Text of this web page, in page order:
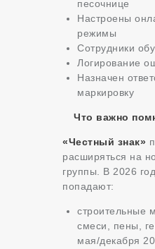
песочнице
Настроены
режимы
Сотрудники
Логирование
Назначен
маркировку
Что важно
«Честный знак»
расширяться на
группы. В 2026
попадают:
строительные
смеси, пены,
мая/декабря